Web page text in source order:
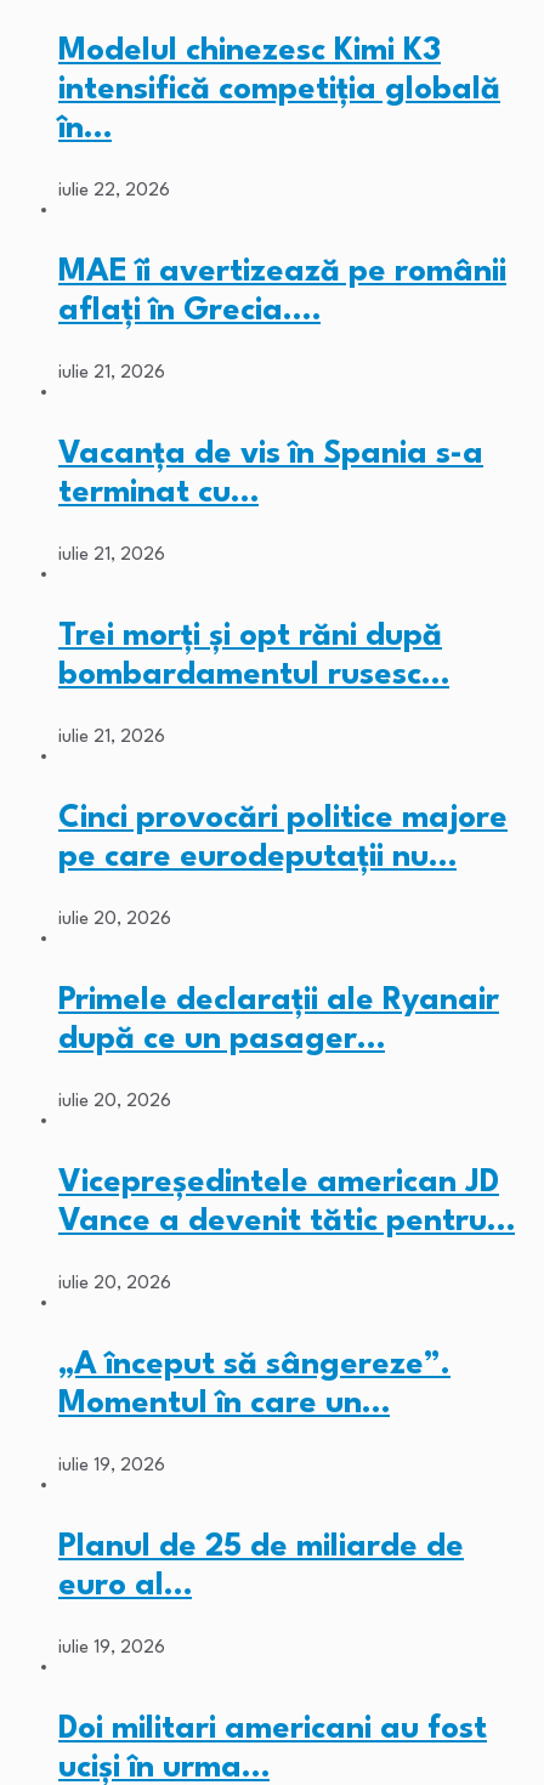
Modelul chinezesc Kimi K3
intensifică competiția globală
în…
iulie 22, 2026
MAE îi avertizează pe românii
aflați în Grecia.…
iulie 21, 2026
Vacanța de vis în Spania s-a
terminat cu…
iulie 21, 2026
Trei morți și opt răni după
bombardamentul rusesc…
iulie 21, 2026
Cinci provocări politice majore
pe care eurodeputații nu…
iulie 20, 2026
Primele declarații ale Ryanair
după ce un pasager…
iulie 20, 2026
Vicepreședintele american JD
Vance a devenit tătic pentru…
iulie 20, 2026
„A început să sângereze”.
Momentul în care un…
iulie 19, 2026
Planul de 25 de miliarde de
euro al…
iulie 19, 2026
Doi militari americani au fost
ucişi în urma…